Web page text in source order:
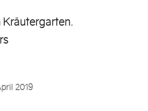
Kräutergarten.
2019